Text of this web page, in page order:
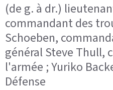
(de g. à dr.)
commandant des
Schoeben,
général Steve Thull,
l'armée ; Yuriko
Défense